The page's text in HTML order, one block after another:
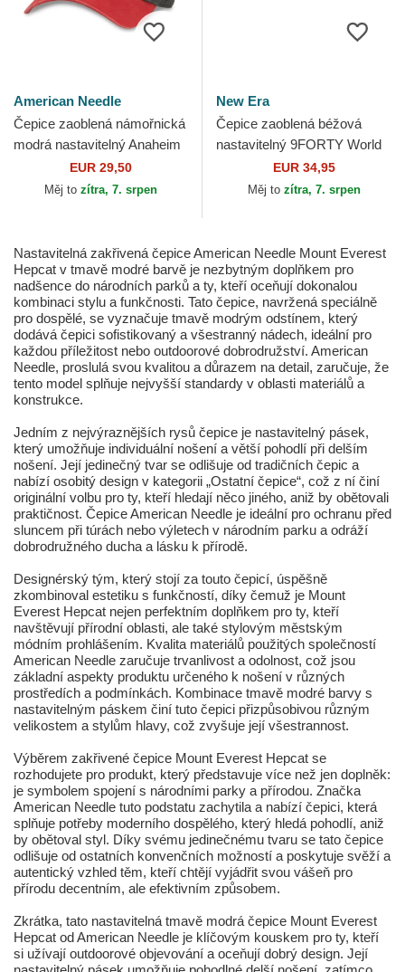
American Needle
Čepice zaoblená námořnická
modrá nastavitelný Anaheim
Aces Archive Anaheim Aces
MLB American Needle
EUR 29,50
Měj to zítra, 7. srpen
New Era
Čepice zaoblená béžová
nastavitelný 9FORTY World
Series New York Yankees
MLB New Era
EUR 34,95
Měj to zítra, 7. srpen
Nastavitelná zakřivená čepice American Needle Mount Everest
Hepcat v tmavě modré barvě je nezbytným doplňkem pro
nadšence do národních parků a ty, kteří oceňují dokonalou
kombinaci stylu a funkčnosti. Tato čepice, navržená speciálně
pro dospělé, se vyznačuje tmavě modrým odstínem, který
dodává čepici sofistikovaný a všestranný nádech, ideální pro
každou příležitost nebo outdoorové dobrodružství. American
Needle, proslulá svou kvalitou a důrazem na detail, zaručuje, že
tento model splňuje nejvyšší standardy v oblasti materiálů a
konstrukce.
Jedním z nejvýraznějších rysů čepice je nastavitelný pásek,
který umožňuje individuální nošení a větší pohodlí při delším
nošení. Její jedinečný tvar se odlišuje od tradičních čepic a
nabízí osobitý design v kategorii „Ostatní čepice“, což z ní činí
originální volbu pro ty, kteří hledají něco jiného, aniž by obětovali
praktičnost. Čepice American Needle je ideální pro ochranu před
sluncem při túrách nebo výletech v národním parku a odráží
dobrodružného ducha a lásku k přírodě.
Designérský tým, který stojí za touto čepicí, úspěšně
zkombinoval estetiku s funkčností, díky čemuž je Mount
Everest Hepcat nejen perfektním doplňkem pro ty, kteří
navštěvují přírodní oblasti, ale také stylovým městským
módním prohlášením. Kvalita materiálů použitých společností
American Needle zaručuje trvanlivost a odolnost, což jsou
základní aspekty produktu určeného k nošení v různých
prostředích a podmínkách. Kombinace tmavě modré barvy s
nastavitelným páskem činí tuto čepici přizpůsobivou různým
velikostem a stylům hlavy, což zvyšuje její všestrannost.
Výběrem zakřivené čepice Mount Everest Hepcat se
rozhodujete pro produkt, který představuje více než jen doplněk:
je symbolem spojení s národními parky a přírodou. Značka
American Needle tuto podstatu zachytila a nabízí čepici, která
splňuje potřeby moderního dospělého, který hledá pohodlí, aniž
by obětoval styl. Díky svému jedinečnému tvaru se tato čepice
odlišuje od ostatních konvenčních možností a poskytuje svěží a
autentický vzhled těm, kteří chtějí vyjádřit svou vášeň pro
přírodu decentním, ale efektivním způsobem.
Zkrátka, tato nastavitelná tmavě modrá čepice Mount Everest
Hepcat od American Needle je klíčovým kouskem pro ty, kteří
si užívají outdoorové objevování a oceňují dobrý design. Její